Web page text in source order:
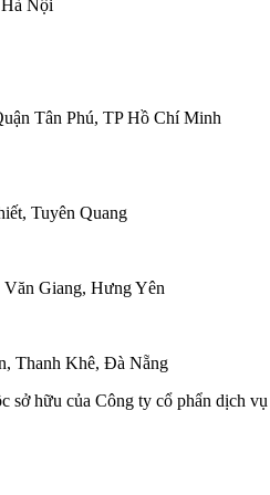
Nội
Tân Phú, TP Hồ Chí Minh
Tuyên Quang
Giang, Hưng Yên
Thanh Khê, Đà Nẵng
sở hữu của Công ty cổ phẩn dịch